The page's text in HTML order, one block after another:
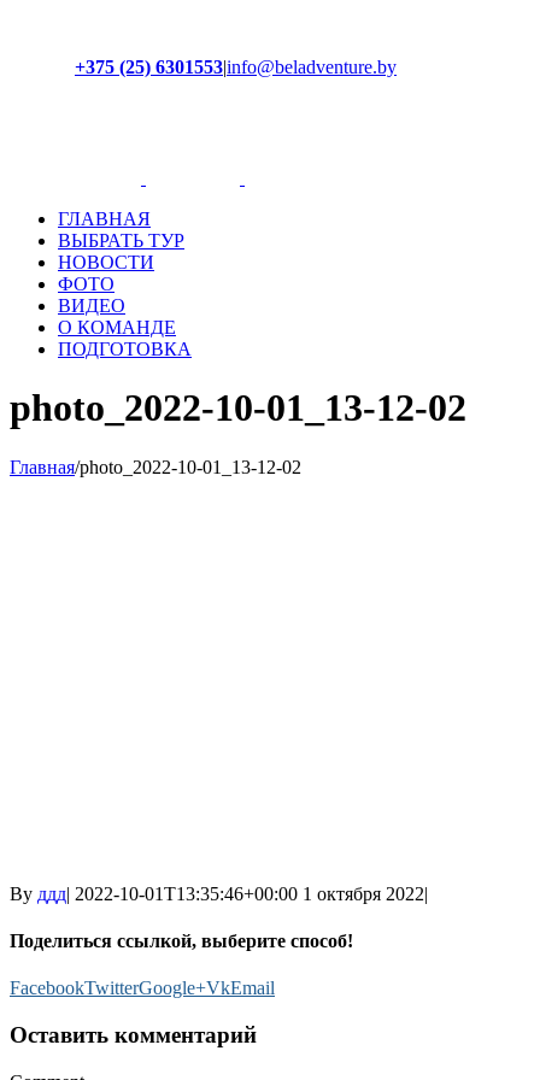
+375 (25) 6301553|info@beladventure.by
ГЛАВНАЯ
ВЫБРАТЬ ТУР
НОВОСТИ
ФОТО
ВИДЕО
О КОМАНДЕ
ПОДГОТОВКА
photo_2022-10-01_13-12-02
Главная/photo_2022-10-01_13-12-02
By ддд| 2022-10-01T13:35:46+00:00 1 октября 2022|
Поделиться ссылкой, выберите способ!
FacebookTwitterGoogle+VkEmail
Оставить комментарий